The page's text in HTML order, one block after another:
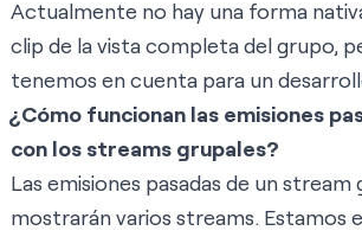
Actualmente no hay una forma
clip de la vista completa del grupo,
tenemos en cuenta para un
¿Cómo funcionan las emisiones
con los streams grupales?
Las emisiones pasadas de un stream
mostrarán varios streams. Estamos